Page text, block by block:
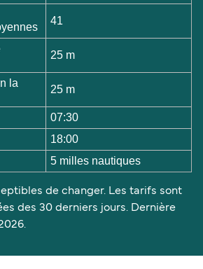
41
25 m
la
25 m
07:30
18:00
5 milles nautiques
de changer. Les tarifs sont
des 30 derniers jours. Dernière